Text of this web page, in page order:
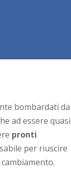
bombardati da
ad essere quasi
pronti
per riuscire